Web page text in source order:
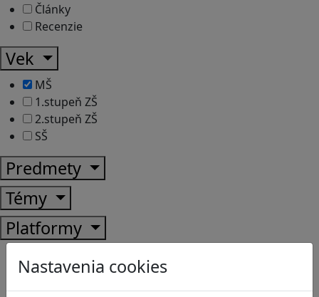
Nastavenia cookies
Články
Recenzie
Vek
MŠ
1.stupeň ZŠ
2.stupeň ZŠ
SŠ
Predmety
Témy
Platformy
Herná konzola
Stolové, kartové